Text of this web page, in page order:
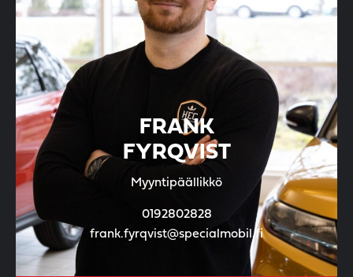
FRANK
FYRQVIST
Myyntipäällikkö
0192802828
frank.fyrqvist@specialmobil.fi